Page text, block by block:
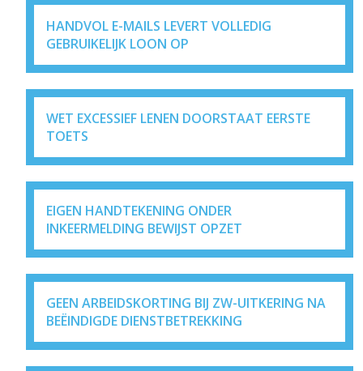
HANDVOL E-MAILS LEVERT VOLLEDIG
GEBRUIKELIJK LOON OP
WET EXCESSIEF LENEN DOORSTAAT EERSTE
TOETS
EIGEN HANDTEKENING ONDER
INKEERMELDING BEWIJST OPZET
GEEN ARBEIDSKORTING BIJ ZW-UITKERING NA
BEËINDIGDE DIENSTBETREKKING